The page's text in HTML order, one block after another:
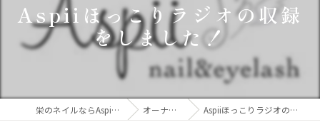
Aspiiほっこりラジオの収録
をしました！
栄のネイルならAspii nail&eyelash オーナーブログ Aspiiほっこりラジオの収録をしました！